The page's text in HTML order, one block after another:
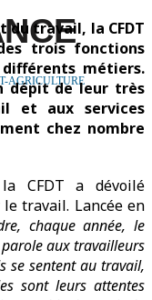
AGRICULTURE
du travail, la CFDT
trois fonctions
métiers.
dépit de leur très
et aux services
chez nombre
CFDT a dévoilé
travail. Lancée en
chaque année, le
aux travailleurs
se sentent au travail,
sont leurs attentes